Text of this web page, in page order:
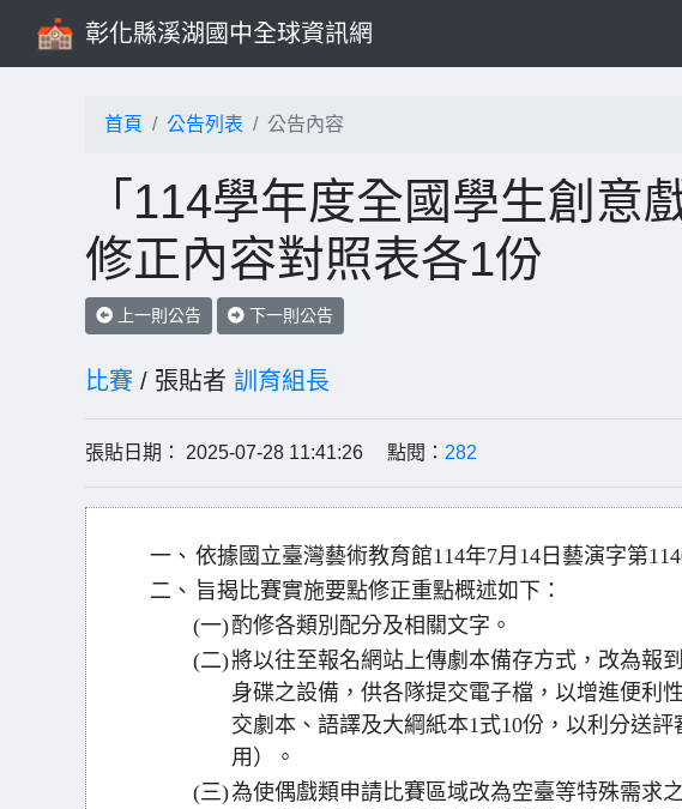
彰化縣溪湖國中全球資訊網
首頁 公告列表 公告內容
「114學年度全國學生創意
修正內容對照表各1份
上一則公告 下一則公告
比賽 / 張貼者 訓育組長
張貼日期： 2025-07-28 11:41:26 點閱： 282
一、 依據國立臺灣藝術教育館114年7月14日藝演字第
二、 旨揭比賽實施要點修正重點概述如下：
(一)酌修各類別配分及相關文字。
(二)將以往至報名網站上傳劇本備存方式，改為報
身碟之設備，供各隊提交電子檔，以增進便利
交劇本、語譯及大綱紙本1式10份，以利分送
用）。
(三)為使偶戲類申請比賽區域改為空臺等特殊需求